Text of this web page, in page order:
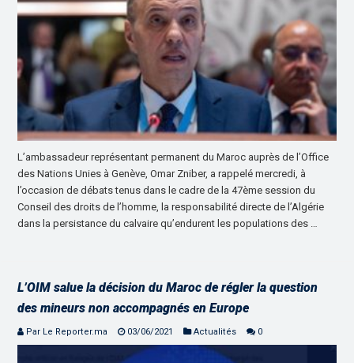
L’ambassadeur représentant permanent du Maroc auprès de l’Office
des Nations Unies à Genève, Omar Zniber, a rappelé mercredi, à
l’occasion de débats tenus dans le cadre de la 47ème session du
Conseil des droits de l’homme, la responsabilité directe de l’Algérie
dans la persistance du calvaire qu’endurent les populations des …
L’OIM salue la décision du Maroc de régler la question
des mineurs non accompagnés en Europe
Par Le Reporter.ma 03/06/2021 Actualités 0